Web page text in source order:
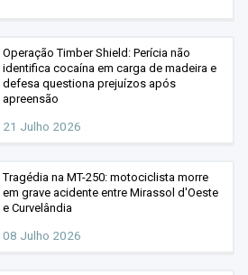
Operação Timber Shield: Perícia não
identifica cocaína em carga de madeira e
defesa questiona prejuízos após
apreensão
21 Julho 2026
Tragédia na MT-250: motociclista morre
em grave acidente entre Mirassol d'Oeste
e Curvelândia
08 Julho 2026